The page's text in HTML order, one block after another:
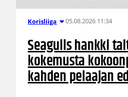
Korisliiga 05.08.2026 11:34
Seagulls hankki
kokemusta
kahden pelaajan